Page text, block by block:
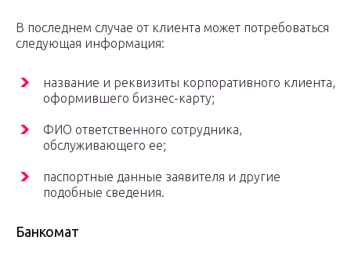
В последнем случае от клиента может потребоваться
следующая информация:
название и реквизиты корпоративного клиента,
оформившего бизнес-карту;
ФИО ответственного сотрудника,
обслуживающего ее;
паспортные данные заявителя и другие
подобные сведения.
Банкомат